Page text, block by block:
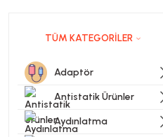
TÜM KATEGORİLER
Adaptör
Antistatik Ürünler
Aydınlatma